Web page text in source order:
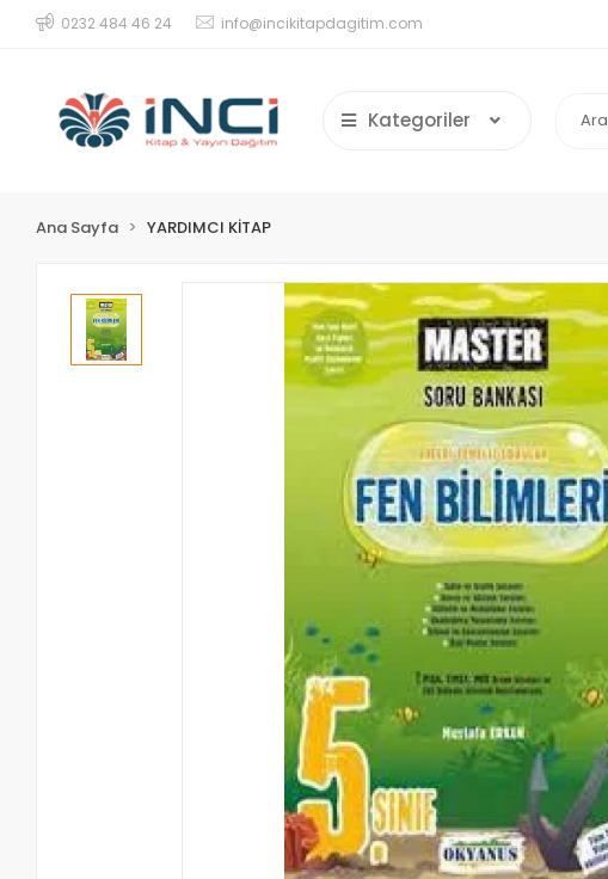
0232 484 46 24 info@incikitapdagitim.com
Kategoriler
Ana Sayfa YARDIMCI KİTAP